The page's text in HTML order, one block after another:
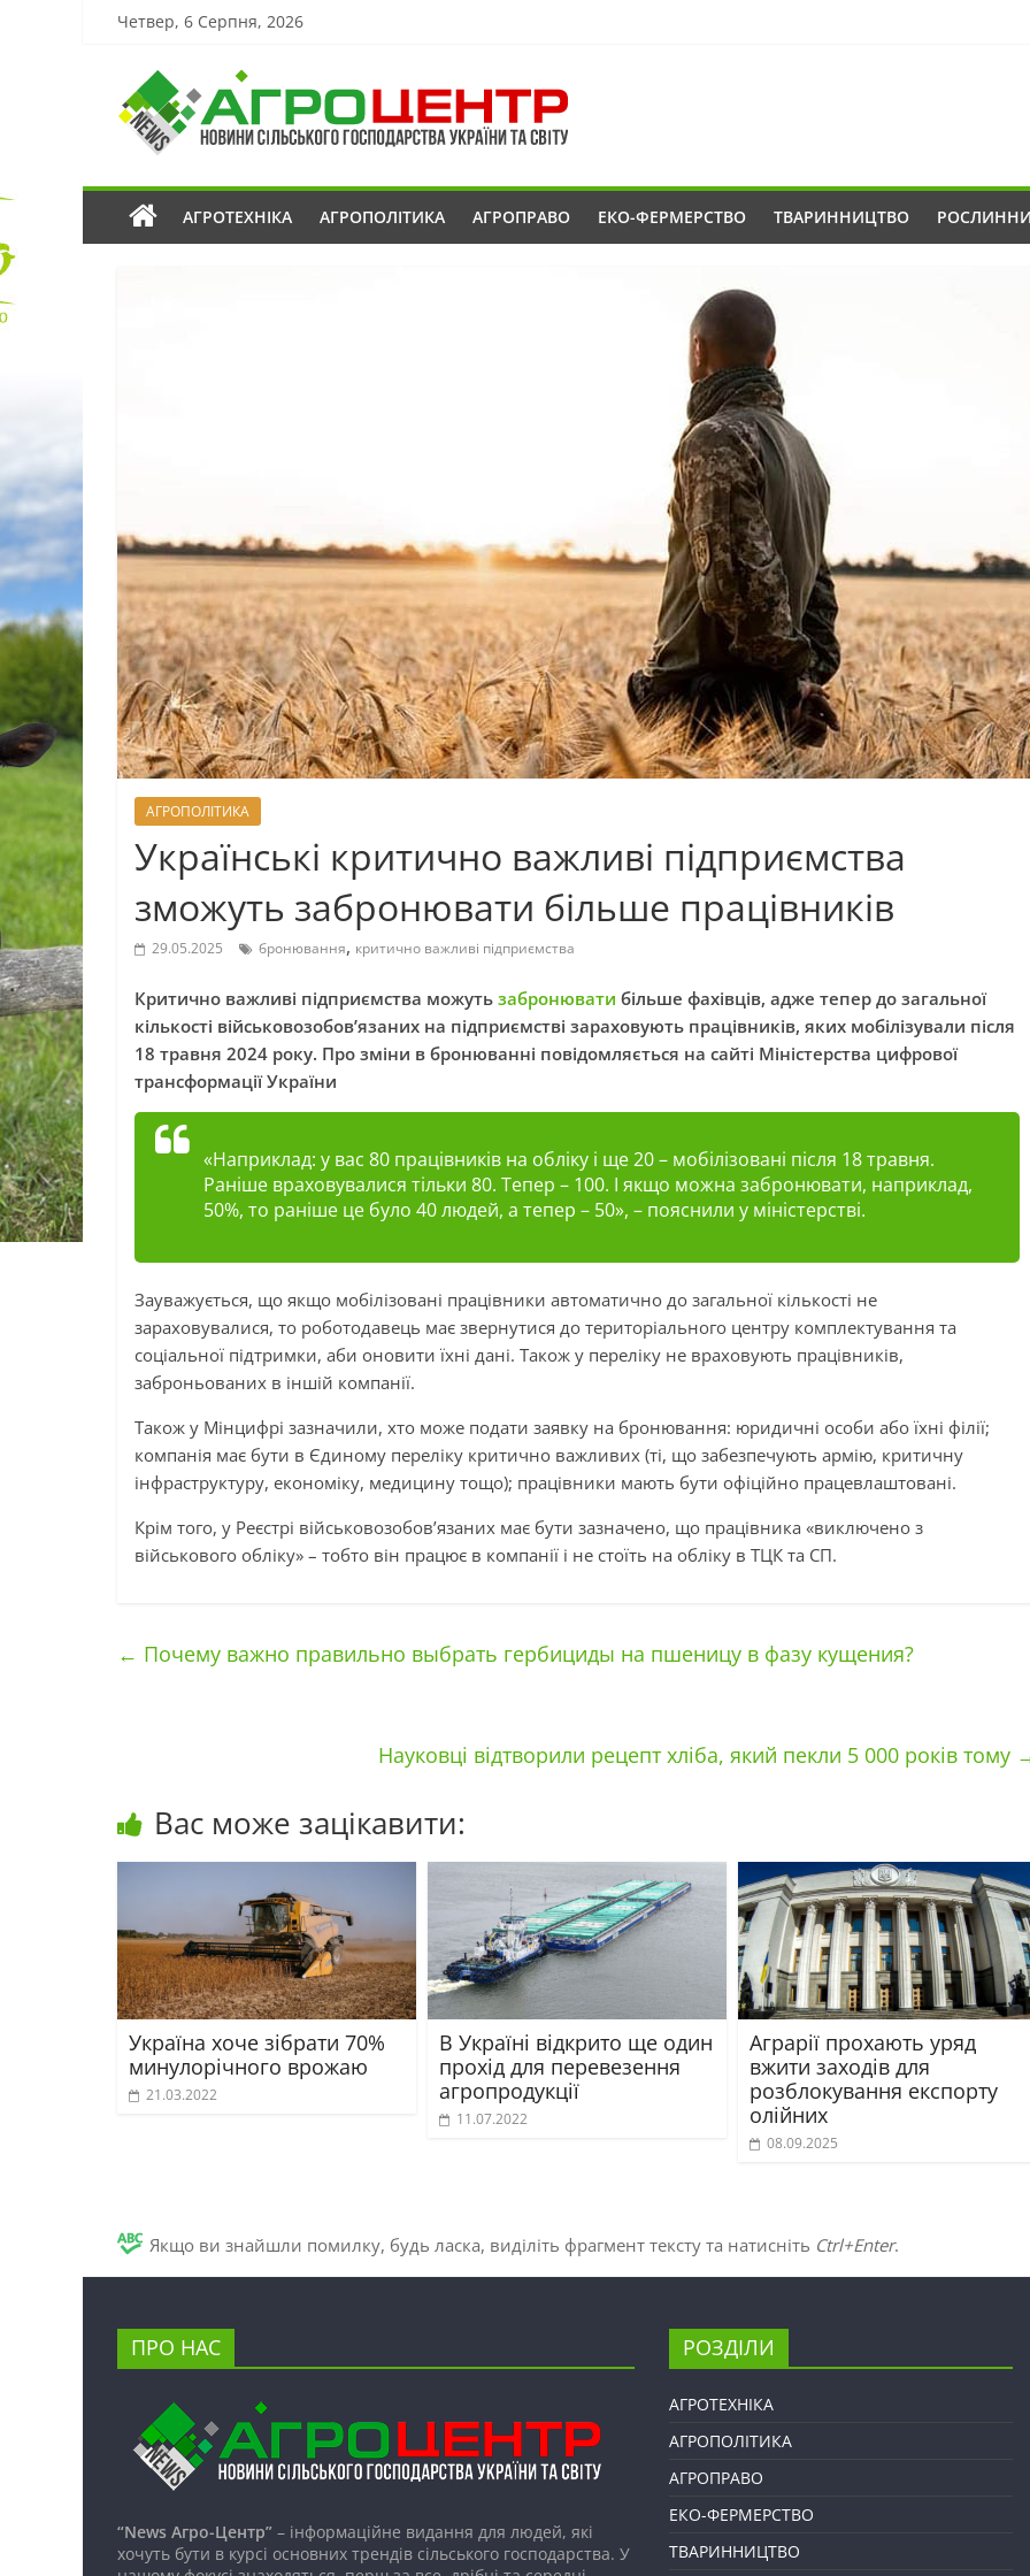
Четвер, 6 Серпня, 2026
АГРОТЕХНІКА АГРОПОЛІТИКА АГРОПРАВО ЕКО-ФЕРМЕРСТВО ТВАРИННИЦТВО
АГРОПОЛІТИКА
Українські критично важливі підприємства
зможуть забронювати більше працівників
29.05.2025 бронювання, критично важливі підприємства
Критично важливі підприємства можуть забронювати більше фахівців, адже тепер до загальної
кількості військовозобов’язаних на підприємстві зараховують працівників, яких мобілізували після
18 травня 2024 року. Про зміни в бронюванні повідомляється на сайті Міністерства цифрової
трансформації України
«Наприклад: у вас 80 працівників на обліку і ще 20 – мобілізовані після 18 травня.
Раніше враховувалися тільки 80. Тепер – 100. І якщо можна забронювати, наприклад,
50%, то раніше це було 40 людей, а тепер – 50», – пояснили у міністерстві.
Зауважується, що якщо мобілізовані працівники автоматично до загальної кількості не
зараховувалися, то роботодавець має звернутися до територіального центру комплектування та
соціальної підтримки, аби оновити їхні дані. Також у переліку не враховують працівників,
заброньованих в іншій компанії.
Також у Мінцифрі зазначили, хто може подати заявку на бронювання: юридичні особи або їхні філії;
компанія має бути в Єдиному переліку критично важливих (ті, що забезпечують армію, критичну
інфраструктуру, економіку, медицину тощо); працівники мають бути офіційно працевлаштовані.
Крім того, у Реєстрі військовозобов’язаних має бути зазначено, що працівника «виключено з
військового обліку» – тобто він працює в компанії і не стоїть на обліку в ТЦК та СП.
← Почему важно правильно выбрать гербициды на пшеницу в фазу кущения?
Науковці відтворили рецепт хліба, який пекли 5 000 років тому
Вас може зацікавити:
Україна хоче зібрати 70%
минулорічного врожаю
21.03.2022
В Україні відкрито ще один
прохід для перевезення
агропродукції
11.07.2022
Аграрії прохають уряд
вжити заходів для
розблокування експорту
олійних
08.09.2025
Якщо ви знайшли помилку, будь ласка, виділіть фрагмент тексту та натисніть Ctrl+Enter.
ПРО НАС
“News Агро-Центр” – інформаційне видання для людей, які
хочуть бути в курсі основних трендів сільського господарства. У
РОЗДІЛИ
АГРОТЕХНІКА
АГРОПОЛІТИКА
АГРОПРАВО
ЕКО-ФЕРМЕРСТВО
ТВАРИННИЦТВО